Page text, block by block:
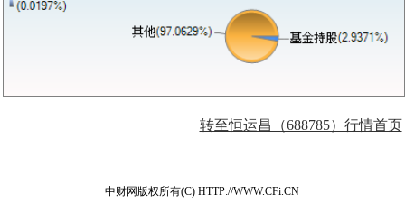
转至恒运昌（688785）行情首页
中财网版权所有(C) HTTP://WWW.CFi.CN